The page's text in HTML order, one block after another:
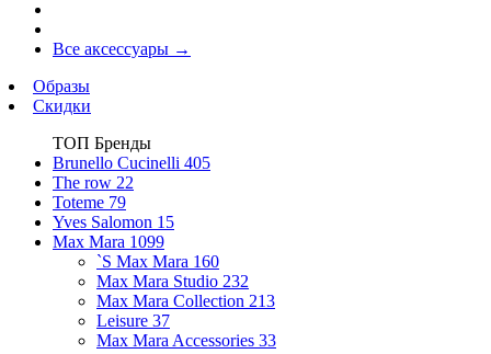
Все аксессуары →
Образы
Скидки
ТОП Бренды
Brunello Cucinelli 405
The row 22
Toteme 79
Yves Salomon 15
Max Mara 1099
`S Max Mara 160
Max Mara Studio 232
Max Mara Collection 213
Leisure 37
Max Mara Accessories 33